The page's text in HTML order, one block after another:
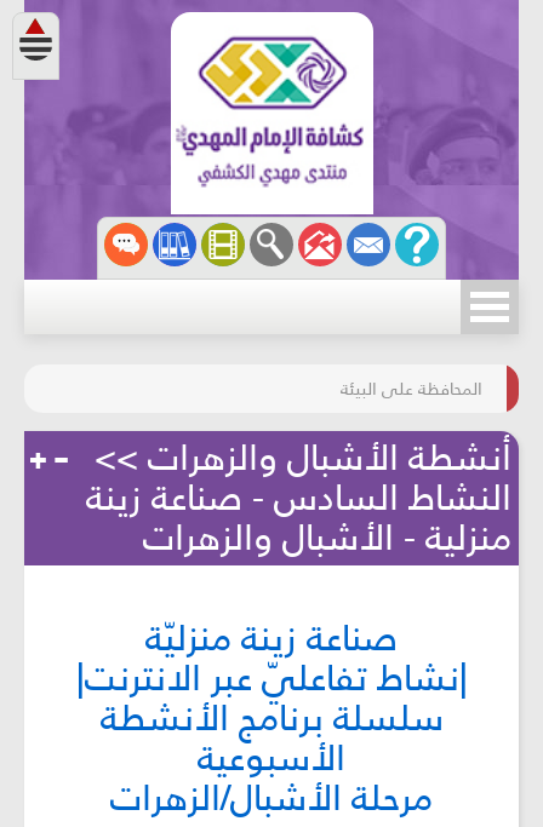
مسابقة الركب الحسينيّ
المحافظة على البيئة
أنشطة الأشبال والزهرات >>
النشاط السادس - صناعة زينة
منزلية - الأشبال والزهرات
صناعة زينة منزليّة
|نشاط تفاعليّ عبر الانترنت|
سلسلة برنامج الأنشطة
الأسبوعية
مرحلة الأشبال/الزهرات